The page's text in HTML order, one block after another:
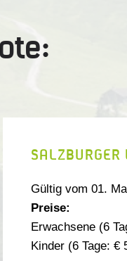
Gültig vom 01.
Preise:
Erwachsene (6
Kinder (6 Tage: €